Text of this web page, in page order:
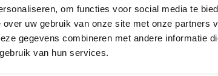
om functies voor social media te
uw gebruik van onze site met onze partners
gegevens combineren met andere informatie
van hun services.
tijd niet gebruikt, bewaar de accu dan veilig
50% of hoger voordat u deze opbergt.
op een droge plek bij kamertemperatuur
weken weer op tot 50% of hoger.
zo nu en dan een grondige